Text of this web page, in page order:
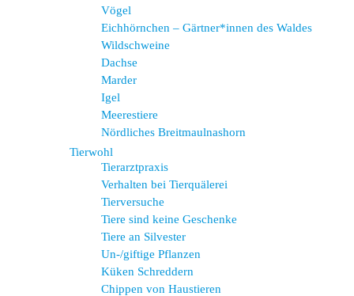
Vögel
Eichhörnchen – Gärtner*innen des Waldes
Wildschweine
Dachse
Marder
Igel
Meerestiere
Nördliches Breitmaulnashorn
Tierwohl
Tierarztpraxis
Verhalten bei Tierquälerei
Tierversuche
Tiere sind keine Geschenke
Tiere an Silvester
Un-/giftige Pflanzen
Küken Schreddern
Chippen von Haustieren